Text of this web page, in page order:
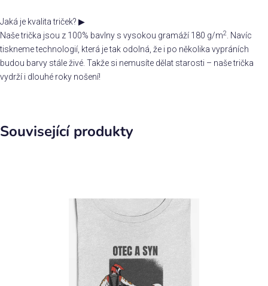
Jaká je kvalita triček? ▶
Naše trička jsou z 100% bavlny s vysokou gramáží 180 g/m2. Navíc
tiskneme technologií, která je tak odolná, že i po několika vypráních
budou barvy stále živé. Takže si nemusíte dělat starosti – naše trička
vydrží i dlouhé roky nošení!
Související produkty